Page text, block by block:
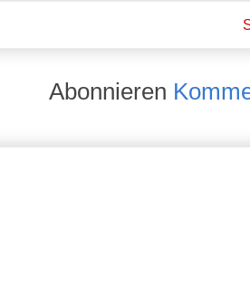
Abonnieren